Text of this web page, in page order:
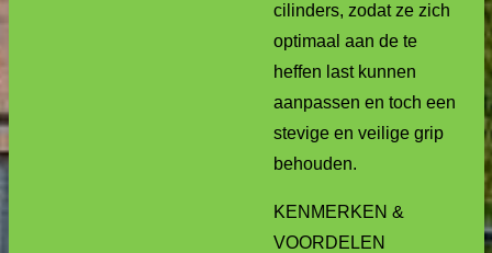
cilinders, zodat ze zich
optimaal aan de te
heffen last kunnen
aanpassen en toch een
stevige en veilige grip
behouden.
KENMERKEN &
VOORDELEN